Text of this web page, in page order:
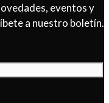
eventos y
a nuestro boletín.